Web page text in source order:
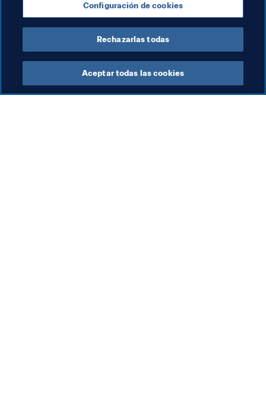
México USA
Configuración de cookies
Rechazarlas todas
Aceptar todas las cookies